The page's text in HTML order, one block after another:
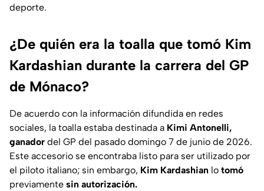
deporte.
¿De quién era la toalla que tomó Kim
Kardashian durante la carrera del GP
de Mónaco?
De acuerdo con la información difundida en redes
sociales, la toalla estaba destinada a Kimi Antonelli,
ganador del GP del pasado domingo 7 de junio de 2026.
Este accesorio se encontraba listo para ser utilizado por
el piloto italiano; sin embargo, Kim Kardashian lo tomó
previamente sin autorización.